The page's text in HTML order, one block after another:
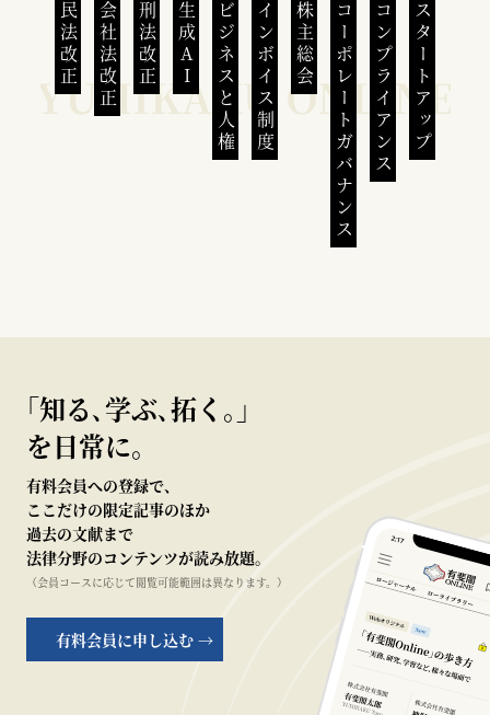
民法改正 会社法改正 刑法改正 生成AI ビジネスと人権インボイス制度 株主総会 コーポレートガバナンスコンプライアンススタートアップ
｢知る､学ぶ､拓く｡｣
を日常に。
有料会員への登録で、
ここだけの限定記事のほか
過去の文献まで
法律分野のコンテンツが読み放題。
（会員コースに応じて閲覧可能範囲は異なります。）
有料会員に申し込む →